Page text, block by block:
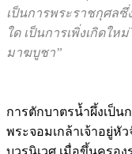
“การพระราชกุศลตักบ
เป็นการพระราชกุศลซึ่
ใด เป็นการเพิ่งเกิดให
การตักบาตรน้ำผึ้งเป็น